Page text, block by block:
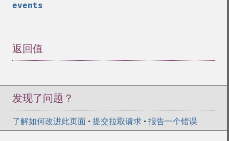
events
返回值
发现了问题？
了解如何改进此页面 • 提交拉取请求 • 报告一个错误